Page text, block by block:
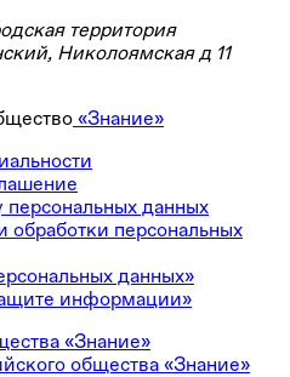
территория
Николоямская д 11
«Знание»
персональных данных
персональных
данных»
информации»
«Знание»
общества «Знание»